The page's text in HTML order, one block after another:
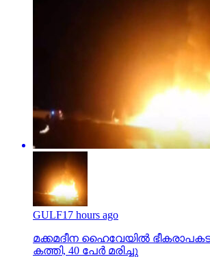
GULF17 hours ago
മക്കമദീന ഹൈവേയില്‍
കത്തി, 40 പേര്‍ മരിച്ചു